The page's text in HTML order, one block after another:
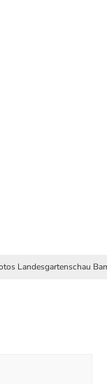
Landesgartenschau